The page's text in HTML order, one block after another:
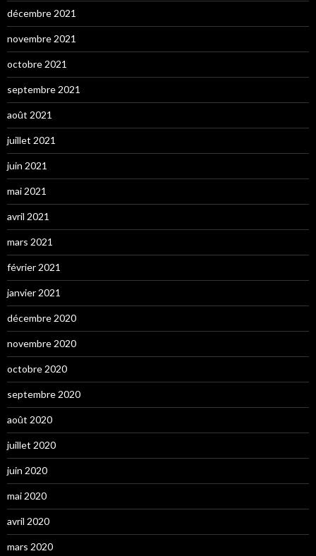
décembre 2021
novembre 2021
octobre 2021
septembre 2021
août 2021
juillet 2021
juin 2021
mai 2021
avril 2021
mars 2021
février 2021
janvier 2021
décembre 2020
novembre 2020
octobre 2020
septembre 2020
août 2020
juillet 2020
juin 2020
mai 2020
avril 2020
mars 2020